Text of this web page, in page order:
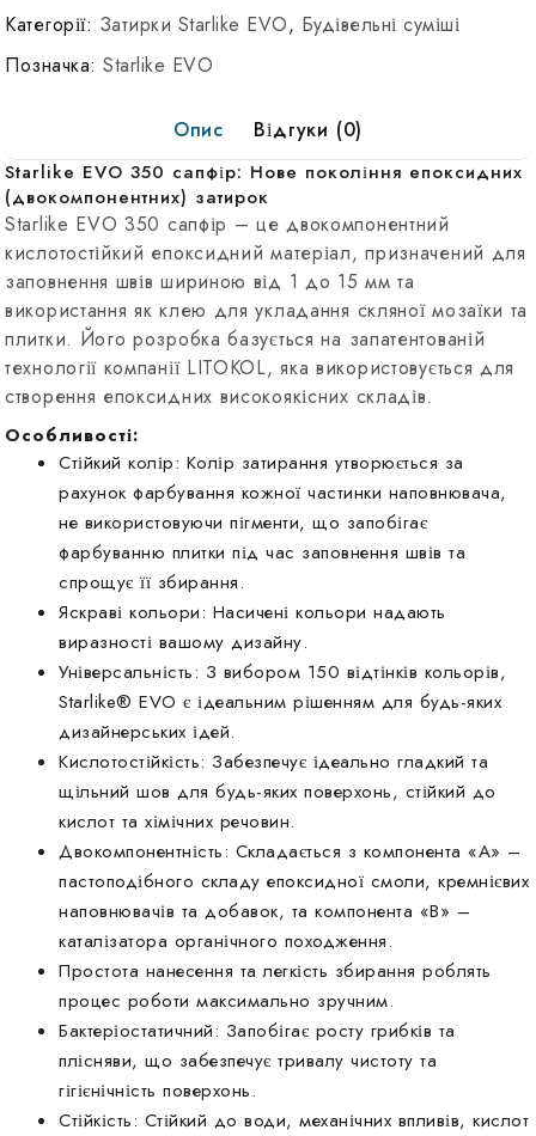
Категорії: Затирки Starlike EVO, Будівельні суміші
Позначка: Starlike EVO
Опис Відгуки (0)
Starlike EVO 350 сапфір: Нове покоління епоксидних
(двокомпонентних) затирок
Starlike EVO 350 сапфір – це двокомпонентний
кислотостійкий епоксидний матеріал, призначений для
заповнення швів шириною від 1 до 15 мм та
використання як клею для укладання скляної мозаїки та
плитки. Його розробка базується на запатентованій
технології компанії LITOKOL, яка використовується для
створення епоксидних високоякісних складів.
Особливості:
Стійкий колір: Колір затирання утворюється за
рахунок фарбування кожної частинки наповнювача,
не використовуючи пігменти, що запобігає
фарбуванню плитки під час заповнення швів та
спрощує її збирання.
Яскраві кольори: Насичені кольори надають
виразності вашому дизайну.
Універсальність: З вибором 150 відтінків кольорів,
Starlike® EVO є ідеальним рішенням для будь-яких
дизайнерських ідей.
Кислотостійкість: Забезпечує ідеально гладкий та
щільний шов для будь-яких поверхонь, стійкий до
кислот та хімічних речовин.
Двокомпонентність: Складається з компонента «А» –
пастоподібного складу епоксидної смоли, кремнієвих
наповнювачів та добавок, та компонента «B» –
каталізатора органічного походження.
Простота нанесення та легкість збирання роблять
процес роботи максимально зручним.
Бактеріостатичний: Запобігає росту грибків та
плісняви, що забезпечує тривалу чистоту та
гігієнічність поверхонь.
Стійкість: Стійкий до води, механічних впливів, кислот